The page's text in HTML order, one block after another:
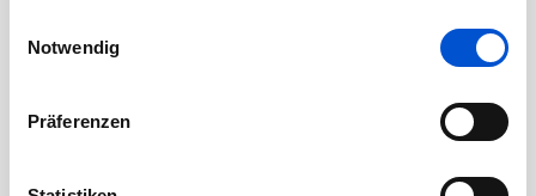
Notwendig
Präferenzen
Januar 2020